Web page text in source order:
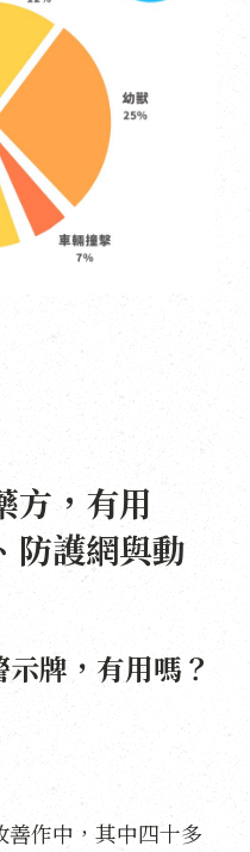
方，有用
護網與動
牌，有用嗎？
善作中，其中四十多